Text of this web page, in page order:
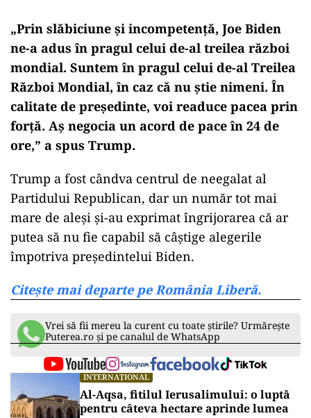
„Prin slăbiciune și incompetență, Joe Biden
ne-a adus în pragul celui de-al treilea război
mondial. Suntem în pragul celui de-al Treilea
Război Mondial, în caz că nu știe nimeni. În
calitate de președinte, voi readuce pacea prin
forță. Aș negocia un acord de pace în 24 de
ore,” a spus Trump.
Trump a fost cândva centrul de neegalat al
Partidului Republican, dar un număr tot mai
mare de aleși și-au exprimat îngrijorarea că ar
putea să nu fie capabil să câștige alegerile
împotriva președintelui Biden.
Citește mai departe pe România Liberă.
Vrei să fii mereu la curent cu toate știrile? Urmărește
Puterea.ro și pe canalul de WhatsApp
INTERNAȚIONAL
Al-Aqsa, fitilul Ierusalimului: o luptă
pentru câteva hectare aprinde lumea